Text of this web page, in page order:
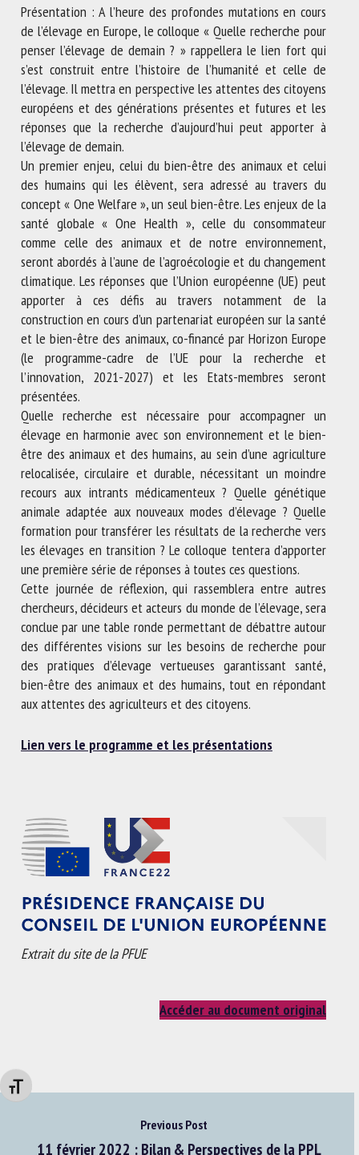
Changer la taille de la police
Présentation : A l’heure des profondes mutations en cours
de l’élevage en Europe, le colloque « Quelle recherche pour
penser l’élevage de demain ? » rappellera le lien fort qui
s’est construit entre l’histoire de l’humanité et celle de
l’élevage. Il mettra en perspective les attentes des citoyens
européens et des générations présentes et futures et les
réponses que la recherche d’aujourd’hui peut apporter à
l’élevage de demain.
Un premier enjeu, celui du bien-être des animaux et celui
des humains qui les élèvent, sera adressé au travers du
concept « One Welfare », un seul bien-être. Les enjeux de la
santé globale « One Health », celle du consommateur
comme celle des animaux et de notre environnement,
seront abordés à l’aune de l’agroécologie et du changement
climatique. Les réponses que l’Union européenne (UE) peut
apporter à ces défis au travers notamment de la
construction en cours d’un partenariat européen sur la santé
et le bien-être des animaux, co-financé par Horizon Europe
(le programme-cadre de l’UE pour la recherche et
l’innovation, 2021-2027) et les Etats-membres seront
présentées.
Quelle recherche est nécessaire pour accompagner un
élevage en harmonie avec son environnement et le bien-
être des animaux et des humains, au sein d’une agriculture
relocalisée, circulaire et durable, nécessitant un moindre
recours aux intrants médicamenteux ? Quelle génétique
animale adaptée aux nouveaux modes d’élevage ? Quelle
formation pour transférer les résultats de la recherche vers
les élevages en transition ? Le colloque tentera d’apporter
une première série de réponses à toutes ces questions.
Cette journée de réflexion, qui rassemblera entre autres
chercheurs, décideurs et acteurs du monde de l’élevage, sera
conclue par une table ronde permettant de débattre autour
des différentes visions sur les besoins de recherche pour
des pratiques d’élevage vertueuses garantissant santé,
bien-être des animaux et des humains, tout en répondant
aux attentes des agriculteurs et des citoyens.
Lien vers le programme et les présentations
Extrait du site de la PFUE
Accéder au document original
Previous Post
11 février 2022 : Bilan & Perspectives de la PPL
relation avec le CNR BEA. *
Les champs suivis de * sont obligatoires